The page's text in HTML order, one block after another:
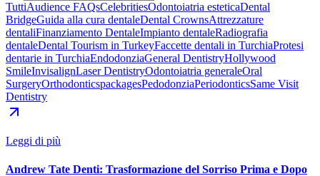
TuttiAudience FAQsCelebritiesOdontoiatria esteticaDental
BridgeGuida alla cura dentaleDental CrownsAttrezzature
dentaliFinanziamento DentaleImpianto dentaleRadiografia
dentaleDental Tourism in TurkeyFaccette dentali in TurchiaProtesi
dentarie in TurchiaEndodonziaGeneral DentistryHollywood
SmileInvisalignLaser DentistryOdontoiatria generaleOral
SurgeryOrthodonticspackagesPedodonziaPeriodonticsSame Visit
Dentistry
Leggi di più
Andrew Tate Denti: Trasformazione del Sorriso Prima e Dopo